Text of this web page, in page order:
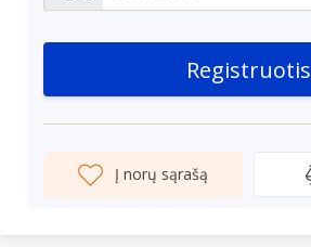
Registruotis
Į norų sąrašą